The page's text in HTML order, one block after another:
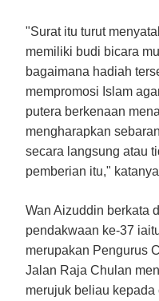
"Surat itu turut
memiliki budi bicara
bagaimana hadiah
mempromosi Islam
putera berkenaan
mengharapkan
secara langsung atau
pemberian itu,"
Wan Aizuddin berkata
pendakwaan ke-37
merupakan Pengurus
Jalan Raja Chulan
merujuk beliau